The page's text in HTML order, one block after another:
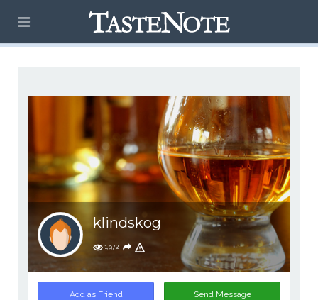
klindskog
1,972
Add as Friend Send Message